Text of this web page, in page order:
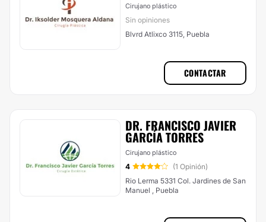
Cirujano plástico
Sin opiniones
Blvrd Atlixco 3115, Puebla
CONTACTAR
DR. FRANCISCO JAVIER
GARCÍA TORRES
Cirujano plástico
4
(1 Opinión)
Rio Lerma 5331 Col. Jardines de San
Manuel , Puebla